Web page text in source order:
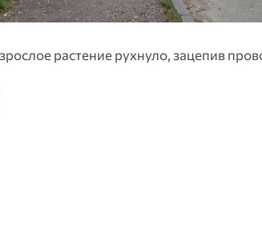
растение рухнуло, зацепив